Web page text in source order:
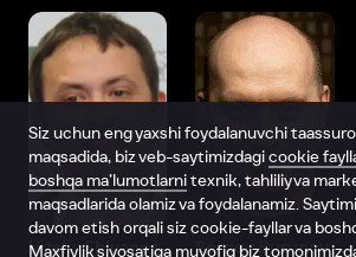
Vitaliy Shlyappo Sergey Burunov
Siz uchun eng yaxshi foydalanuvchi
maqsadida, biz veb-saytimizdagicookie
boshqa ma’lumotlarnitexnik, tahliliy va
maqsadlarida olamiz va foydalanamiz.
davom etish orqali siz cookie-fayllar va
Maxfiylik siyosatiga muvofiq biz